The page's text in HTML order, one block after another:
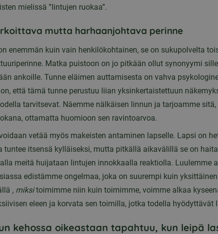
mielissä ”lintujen ruokaa”.
mutta harhaanjohtava perinne
enemmän kuin vain henkilökohtainen, se on sukupolvelta
Matka puistoon on jo pitkään ollut synonyymi
ankoille. Tunne eläimen auttamisesta on vahva
että tämä tunne perustuu liian yksinkertaistettuun
tarvitsevat. Näemme nälkäisen linnun ja tarjoamme
ottamatta huomioon sen ravintoarvoa.
vetää myös makeisten antaminen lapselle. Lapsi on
tuntee itsensä kylläiseksi, mutta pitkällä aikavälillä se on
meitä huijataan lintujen innokkaalla reaktiolla. Luulemme
edistämme ongelmaa, joka on suurempi kuin
, miksitoimimme niin kuin toimimme, voimme alkaa
eleen ja korvata sen toimilla, jotka todella hyödyttävät
kehossa oikeastaan tapahtuu, kun leipä